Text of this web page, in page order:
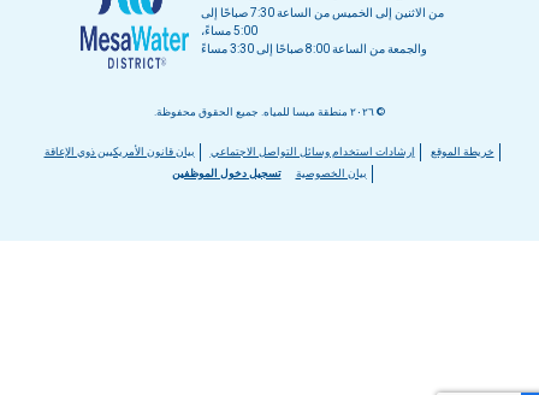
من الاثنين إلى الخميس من الساعة 7:30 صباحًا إلى
5:00 مساءً،
والجمعة من الساعة 8:00 صباحًا إلى 3:30 مساءً
قائمة
خريطة الموقع إرشادات استخدام وسائل التواصل الاجتماعي
بيان قانون الأمريكيين ذوي الإعاقة
بيان الخصوصية
تسجيل دخول الموظفين